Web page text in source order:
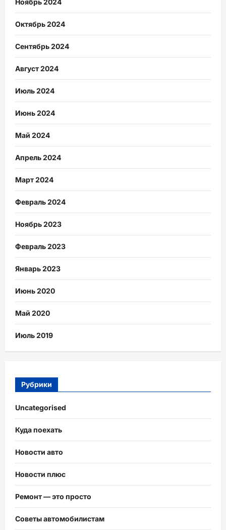
Ноябрь 2024
Октябрь 2024
Сентябрь 2024
Август 2024
Июль 2024
Июнь 2024
Май 2024
Апрель 2024
Март 2024
Февраль 2024
Ноябрь 2023
Февраль 2023
Январь 2023
Июнь 2020
Май 2020
Июль 2019
Рубрики
Uncategorised
Куда поехать
Новости авто
Новости плюс
Ремонт — это просто
Советы автомобилистам